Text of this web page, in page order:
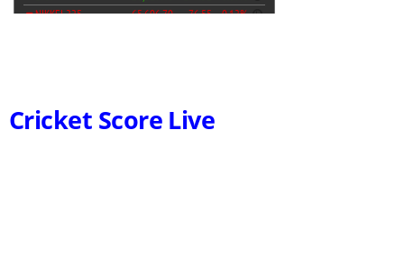
Cricket Score Live